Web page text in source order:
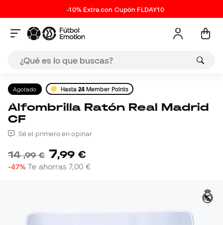
-10% Extra con Cupón FLDAY10
Agotado Hasta24 Member Points
Alfombrilla Ratón Real Madrid
CF
Sé el primero en opinar
14,99 € 7,99 €
-47% Te ahorras7,00 €